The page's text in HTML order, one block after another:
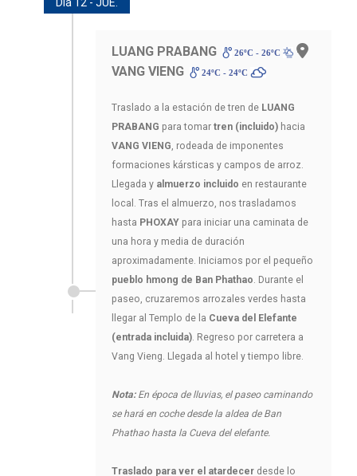
LUANG PRABANG 26ºC - 26ºC
-
VANG VIENG
24ºC - 24ºC
Traslado a la estación de tren de LUANG
PRABANG para tomar tren (incluido) hacia
VANG VIENG , rodeada de imponentes
formaciones kársticas y campos de arroz.
Llegada y almuerzo incluido en restaurante
local. Tras el almuerzo, nos trasladamos
hasta PHOXAY para iniciar una caminata de
una hora y media de duración
aproximadamente. Iniciamos por el pequeño
pueblo hmong de Ban Phathao . Durante el
paseo, cruzaremos arrozales verdes hasta
llegar al Templo de la Cueva del Elefante
(entrada incluida) . Regreso por carretera a
Vang Vieng. Llegada al hotel y tiempo libre.
Nota:En época de lluvias, el paseo caminando
se hará en coche desde la aldea de Ban
Phathao hasta la Cueva del elefante.
Traslado para ver el atardecer desde lo